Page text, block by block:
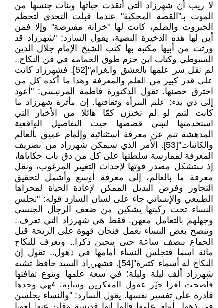
لا ريب أن شهرزاد التي أنقذت حياتها وبنات جنسها من
الموت بـ"القصة المحكية" عندما قبلت التحدي لتحطم
الجبروت والظلم، كانت لها "خزانة مفترضة" وإلا فمن
أين لها هذه الذخيرة النصية، يقول السارد: "شهرزاد قد
ورثت من أبيها مكتبة بها كتب الشيخ الإمام جلال الدين
السيوطي وكتاب ابن حزم طوق الحمامة في فن النكاح..
لم تقل سر علمها بالعشق والغرام"[52]. فشهرزاد كانت
على قدر كبير من العلم والمعرفة وهذا ما أكده كل من
اخترق حصنها. تقول الدكتورة فاطمة المرنيسي: "أعود
إلى ذي بدء: علم المرأة وثقافتها. إن مأثرة شهرزاد ما
كانت لتتم لو لم تختزن كمّا هائلا من الأخبار التي
استخدمتها لتبني قصصها حيث التفاصيل الواقعية
المدهشة تنم عن معرفة استثنائية وإلمام عميق بالعالم
والكائنات"[53]. الأمر الذي سيمكن شهرزاد من تصريف
المعرفة لممارسة سلطتها على كل من دق باب حكاياها،
إذ ستشكل مصدر قوتها لإحداث التغيير المرغوب، ونقل
معرفة ما بالعالم، إلى معرفة أوسع وأشمل لتحقيق
التجاوز وفرض البديل الممكن لإعادة الحياة لمجراها
الطبيعي والإنساني جاء على لسان السارد قوله: "تجلس
النساء تحت ركبتها يشكين من ضعف الرجال الجنسي
وجهلهم بالتعامل معهن. فقط هي شهرزاد التي تعرف..
وتنصح بعض النساء بعمل فنجان قهوة على الريحة قبل
الجماع بنصف ساعة حتى ينجبن ذكرا.. وتعرف للنكاح
مائة اسما فتجلس النساء أمامها في ذهول.. تقول إن
النكاح له أسماء كثيرة"[54]. فشهرزاد السيد حافظ تشبه
شهرزاد ألف ليلة وليلة؛ في سعة علمها وتنوع ثقافتها
فأضحت لغزا حيّر عقول المفكرين وسلبه، فهي وحدها
قادرة على تفسير نفسها. يقول السارد: "والنساء يجلسن